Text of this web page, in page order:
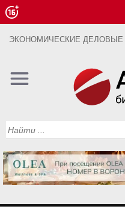
ЭКОНОМИЧЕСКИЕ ДЕЛОВЫЕ